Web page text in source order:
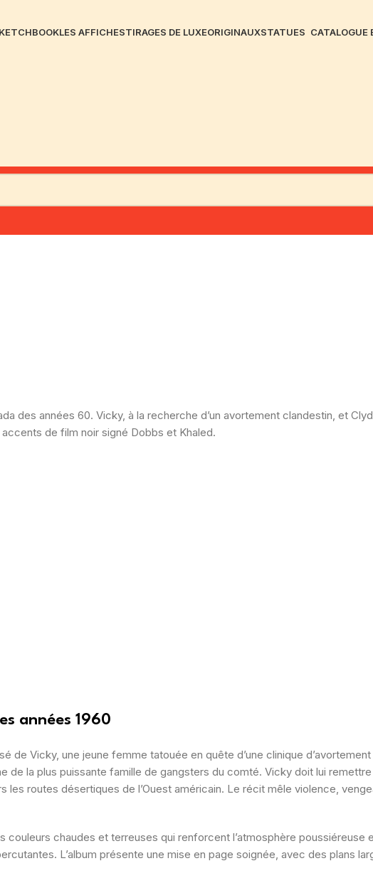
LES AFFICHESTIRAGES DE LUXEORIGINAUXSTATUES CATALOGUE
des années 60. Vicky, à la recherche d’un avortement clandestin, et
de film noir signé Dobbs et Khaled.
années 1960
de Vicky, une jeune femme tatouée en quête d’une clinique
de la plus puissante famille de gangsters du comté. Vicky doit lui
les routes désertiques de l’Ouest américain. Le récit mêle violence,
chaudes et terreuses qui renforcent l’atmosphère poussiéreuse
L’album présente une mise en page soignée, avec des plans